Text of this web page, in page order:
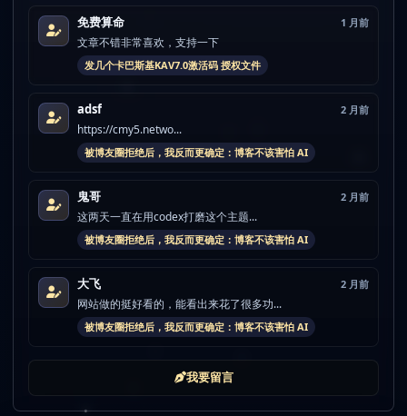
免费算命 1 月前
文章不错非常喜欢，支持一下
发几个卡巴斯基KAV7.0激活码 授权文件
adsf 2 月前
https://cmy5.netwo...
被博友圈拒绝后，我反而更确定：博客不该害怕 AI
鬼哥 2 月前
这两天一直在用codex打磨这个主题...
被博友圈拒绝后，我反而更确定：博客不该害怕 AI
大飞 2 月前
网站做的挺好看的，能看出来花了很多功...
被博友圈拒绝后，我反而更确定：博客不该害怕 AI
我要留言